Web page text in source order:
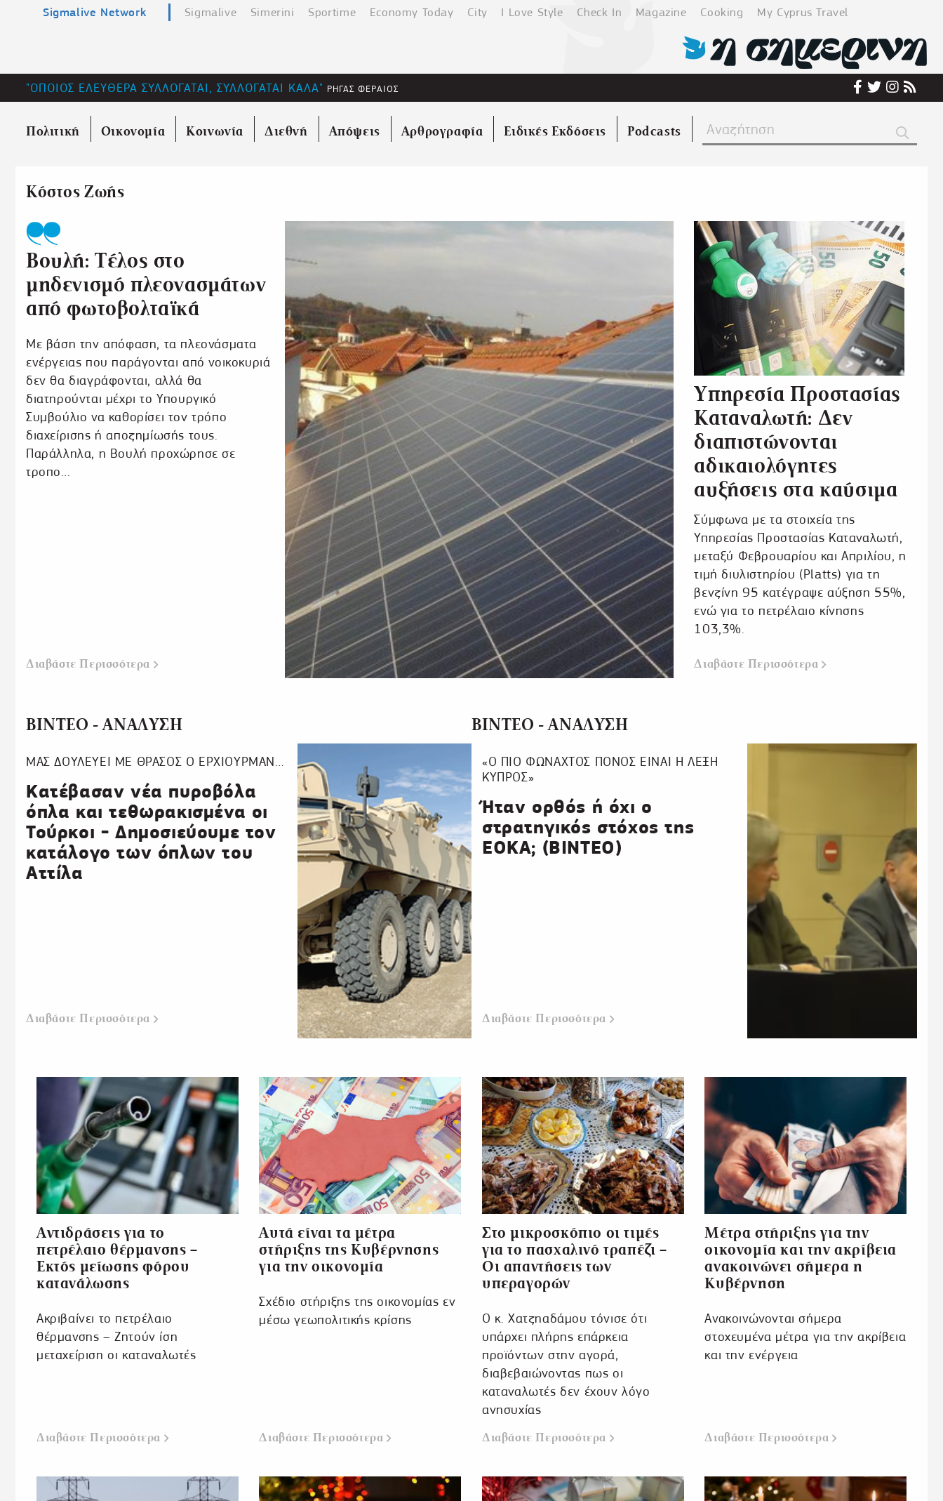
Sigmalive Network Sigmalive Simerini Sportime Economy Today City I Love Style Check In Magazine Cooking My Cyprus Travel
"ΟΠΟΙΟΣ ΕΛΕΥΘΕΡΑ ΣΥΛΛΟΓΑΤΑΙ, ΣΥΛΛΟΓΑΤΑΙ ΚΑΛΑ" ΡΗΓΑΣ ΦΕΡΑΙΟΣ
Πολιτική Οικονομία Κοινωνία Διεθνή Απόψεις Αρθρογραφία Ειδικές Εκδόσεις Podcasts
Κόστος Ζωής
Βουλή: Τέλος στο
μηδενισμό πλεονασμάτων
από φωτοβολταϊκά
Με βάση την απόφαση, τα πλεονάσματα
ενέργειας που παράγονται από νοικοκυριά
δεν θα διαγράφονται, αλλά θα
διατηρούνται μέχρι το Υπουργικό
Συμβούλιο να καθορίσει τον τρόπο
διαχείρισης ή αποζημίωσής τους.
Παράλληλα, η Βουλή προχώρησε σε
τροπο…
Διαβάστε Περισσότερα
Υπηρεσία Προστασίας
Καταναλωτή: Δεν
διαπιστώνονται
αδικαιολόγητες
αυξήσεις στα καύσιμα
Σύμφωνα με τα στοιχεία της
Υπηρεσίας Προστασίας Καταναλωτή,
μεταξύ Φεβρουαρίου και Απριλίου, η
τιμή διυλιστηρίου (Platts) για τη
βενζίνη 95 κατέγραψε αύξηση 55%,
ενώ για το πετρέλαιο κίνησης
103,3%.
Διαβάστε Περισσότερα
ΒΙΝΤΕΟ - ΑΝΑΛΥΣΗ
ΜΑΣ ΔΟΥΛΕΥΕΙ ΜΕ ΘΡΑΣΟΣ Ο ΕΡΧΙΟΥΡΜΑΝ…
Κατέβασαν νέα πυροβόλα
όπλα και τεθωρακισμένα οι
Τούρκοι - Δημοσιεύουμε τον
κατάλογο των όπλων του
Αττίλα
Διαβάστε Περισσότερα
ΒΙΝΤΕΟ - ΑΝΑΛΥΣΗ
«Ο ΠΙΟ ΦΩΝΑΧΤΟΣ ΠΟΝΟΣ ΕΙΝΑΙ Η ΛΕΞΗ
ΚΥΠΡΟΣ»
Ήταν ορθός ή όχι ο
στρατηγικός στόχος της
ΕΟΚΑ; (ΒΙΝΤΕΟ)
Διαβάστε Περισσότερα
Αντιδράσεις για το
πετρέλαιο θέρμανσης –
Εκτός μείωσης φόρου
κατανάλωσης
Ακριβαίνει το πετρέλαιο
θέρμανσης – Ζητούν ίση
μεταχείριση οι καταναλωτές
Διαβάστε Περισσότερα
Αυτά είναι τα μέτρα
στήριξης της Κυβέρνησης
για την οικονομία
Σχέδιο στήριξης της οικονομίας εν
μέσω γεωπολιτικής κρίσης
Διαβάστε Περισσότερα
Στο μικροσκόπιο οι τιμές
για το πασχαλινό τραπέζι –
Οι απαντήσεις των
υπεραγορών
Ο κ. Χατζηαδάμου τόνισε ότι
υπάρχει πλήρης επάρκεια
προϊόντων στην αγορά,
διαβεβαιώνοντας πως οι
καταναλωτές δεν έχουν λόγο
ανησυχίας
Διαβάστε Περισσότερα
Μέτρα στήριξης για την
οικονομία και την ακρίβεια
ανακοινώνει σήμερα η
Κυβέρνηση
Ανακοινώνονται σήμερα
στοχευμένα μέτρα για την ακρίβεια
και την ενέργεια
Διαβάστε Περισσότερα